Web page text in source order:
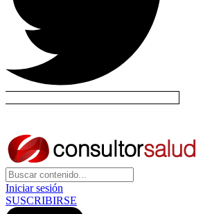
Iniciar sesión
SUSCRIBIRSE